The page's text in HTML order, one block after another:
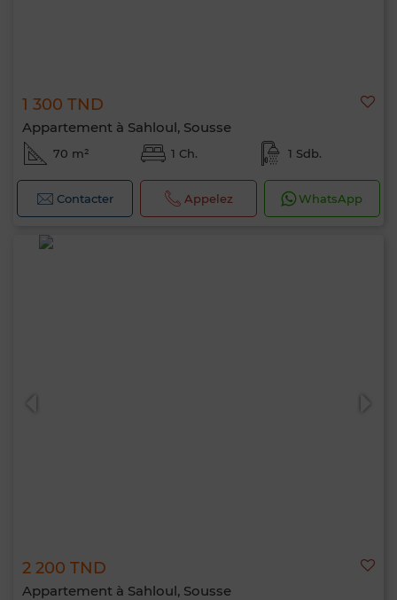
1 300 TND
Appartement à Sahloul, Sousse
70 m² 1 Ch. 1 Sdb.
Contacter Appelez WhatsApp
2 200 TND
Appartement à Sahloul, Sousse